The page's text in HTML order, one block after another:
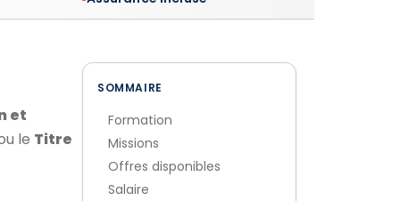
et
le Titre
SOMMAIRE
Formation
Missions
Offres disponibles
Salaire